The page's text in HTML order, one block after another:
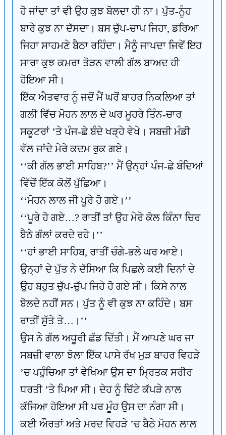
ਹੋ ਜਾਂਦਾ ਤਾਂ ਵੀ ਉਹ ਕੁਝ ਬੋਲਦਾ ਹੀ ਨਾ। ਪੁੱਤ-ਨੂੰਹ
ਬਾਰੇ ਕੁਝ ਨਾ ਦੱਸਦਾ। ਬਸ ਚੁੱਪ-ਚਾਪ ਜਿਹਾ, ਡਰਿਆ
ਜਿਹਾ ਸਾਹਮਣੇ ਬੈਠਾ ਰਹਿੰਦਾ। ਮੈਨੂੰ ਜਾਪਦਾ ਜਿਵੇਂ ਇਹ
ਸਾਰਾ ਕੁਝ ਕਮਰਾ ਤੋੜਨ ਵਾਲੀ ਗੱਲ ਬਾਅਦ ਹੀ
ਹੋਇਆ ਸੀ।
ਇੱਕ ਐਤਵਾਰ ਨੂੰ ਜਦੋਂ ਮੈਂ ਘਰੋਂ ਬਾਹਰ ਨਿਕਲਿਆ ਤਾਂ
ਗਲੀ ਵਿੱਚ ਮੋਹਨ ਲਾਲ ਦੇ ਘਰ ਮੂਹਰੇ ਤਿੰਨ-ਚਾਰ
ਸਕੂਟਰਾਂ ’ਤੇ ਪੰਜ-ਛੇ ਬੰਦੇ ਖੜ੍ਹੇ ਵੇਖੇ। ਸਬਜ਼ੀ ਮੰਡੀ
ਵੱਲ ਜਾਂਦੇ ਮੇਰੇ ਕਦਮ ਰੁਕ ਗਏ।
‘‘ਕੀ ਗੱਲ ਭਾਈ ਸਾਹਿਬ?’’ ਮੈਂ ਉਨ੍ਹਾਂ ਪੰਜ-ਛੇ ਬੰਦਿਆਂ
ਵਿੱਚੋਂ ਇੱਕ ਕੋਲੋਂ ਪੁੱਛਿਆ।
‘‘ਮੋਹਨ ਲਾਲ ਜੀ ਪੂਰੇ ਹੋ ਗਏ।’’
‘‘ਪੂਰੇ ਹੋ ਗਏ…? ਰਾਤੀਂ ਤਾਂ ਉਹ ਮੇਰੇ ਕੋਲ ਕਿੰਨਾ ਚਿਰ
ਬੈਠੇ ਗੱਲਾਂ ਕਰਦੇ ਰਹੇ।’’
‘‘ਹਾਂ ਭਾਈ ਸਾਹਿਬ, ਰਾਤੀਂ ਚੰਗੇ-ਭਲੇ ਘਰ ਆਏ।
ਉਨ੍ਹਾਂ ਦੇ ਪੁੱਤ ਨੇ ਦੱਸਿਆ ਕਿ ਪਿਛਲੇ ਕਈ ਦਿਨਾਂ ਦੇ
ਉਹ ਬਹੁਤ ਚੁੱਪ-ਚੁੱਪ ਜਿਹੇ ਹੋ ਗਏ ਸੀ। ਕਿਸੇ ਨਾਲ
ਬੋਲਦੇ ਨਹੀਂ ਸਨ। ਪੁੱਤ ਨੂੰ ਵੀ ਕੁਝ ਨਾ ਕਹਿੰਦੇ। ਬਸ
ਰਾਤੀਂ ਸੁੱਤੇ ਤੇ…।’’
ਉਸ ਨੇ ਗੱਲ ਅਧੂਰੀ ਛੱਡ ਦਿੱਤੀ। ਮੈਂ ਆਪਣੇ ਘਰ ਜਾ
ਸਬਜ਼ੀ ਵਾਲਾ ਝੋਲਾ ਇੱਕ ਪਾਸੇ ਰੱਖ ਮੁੜ ਬਾਹਰ ਵਿਹੜੇ
’ਚ ਪਹੁੰਚਿਆ ਤਾਂ ਵੇਖਿਆ ਉਸ ਦਾ ਮ੍ਰਿਤਕ ਸਰੀਰ
ਧਰਤੀ ’ਤੇ ਪਿਆ ਸੀ। ਦੇਹ ਨੂੰ ਚਿੱਟੇ ਕੱਪੜੇ ਨਾਲ
ਕੱਜਿਆ ਹੋਇਆ ਸੀ ਪਰ ਮੂੰਹ ਉਸ ਦਾ ਨੰਗਾ ਸੀ।
ਕਈ ਔਰਤਾਂ ਅਤੇ ਮਰਦ ਵਿਹੜੇ ’ਚ ਬੈਠੇ ਮੋਹਨ ਲਾਲ